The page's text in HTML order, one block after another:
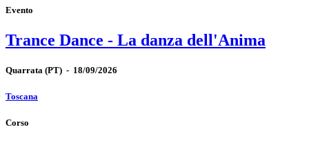
Evento
Trance Dance - La danza dell'Anima
Quarrata (PT) - 18/09/2026
Toscana
Corso